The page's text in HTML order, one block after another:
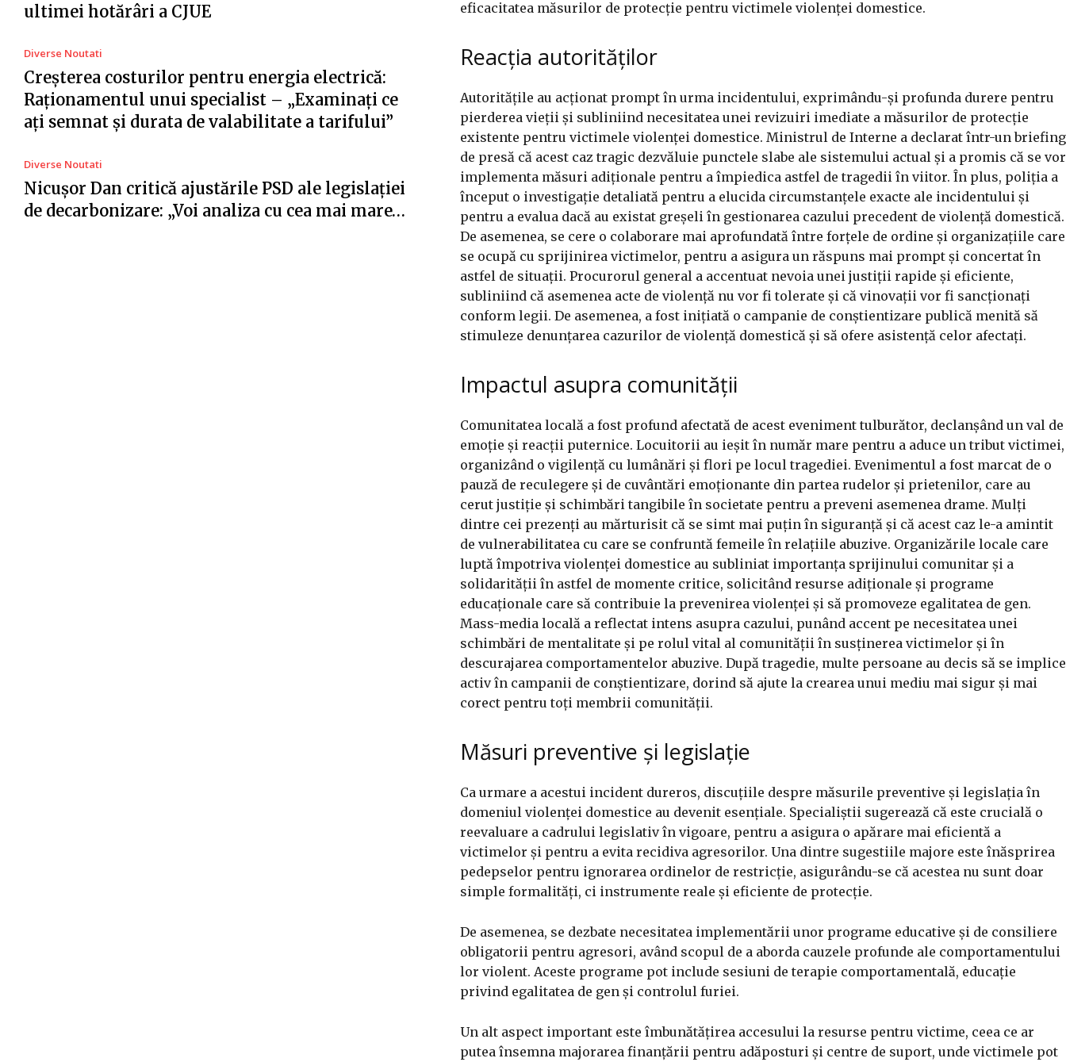
ultimei hotărâri a CJUE
Diverse Noutati
Creșterea costurilor pentru energia electrică:
Raționamentul unui specialist – „Examinați ce
ați semnat și durata de valabilitate a tarifului”
Diverse Noutati
Nicușor Dan critică ajustările PSD ale legislației
de decarbonizare: „Voi analiza cu cea mai mare…
eficacitatea măsurilor de protecție pentru victimele violenței domestice.
Reacția autorităților
Autoritățile au acționat prompt în urma incidentului, exprimându-și profunda durere pentru
pierderea vieții și subliniind necesitatea unei revizuiri imediate a măsurilor de protecție
existente pentru victimele violenței domestice. Ministrul de Interne a declarat într-un briefing
de presă că acest caz tragic dezvăluie punctele slabe ale sistemului actual și a promis că se vor
implementa măsuri adiționale pentru a împiedica astfel de tragedii în viitor. În plus, poliția a
început o investigație detaliată pentru a elucida circumstanțele exacte ale incidentului și
pentru a evalua dacă au existat greșeli în gestionarea cazului precedent de violență domestică.
De asemenea, se cere o colaborare mai aprofundată între forțele de ordine și organizațiile care
se ocupă cu sprijinirea victimelor, pentru a asigura un răspuns mai prompt și concertat în
astfel de situații. Procurorul general a accentuat nevoia unei justiții rapide și eficiente,
subliniind că asemenea acte de violență nu vor fi tolerate și că vinovații vor fi sancționați
conform legii. De asemenea, a fost inițiată o campanie de conștientizare publică menită să
stimuleze denunțarea cazurilor de violență domestică și să ofere asistență celor afectați.
Impactul asupra comunității
Comunitatea locală a fost profund afectată de acest eveniment tulburător, declanșând un val de
emoție și reacții puternice. Locuitorii au ieșit în număr mare pentru a aduce un tribut victimei,
organizând o vigilență cu lumânări și flori pe locul tragediei. Evenimentul a fost marcat de o
pauză de reculegere și de cuvântări emoționante din partea rudelor și prietenilor, care au
cerut justiție și schimbări tangibile în societate pentru a preveni asemenea drame. Mulți
dintre cei prezenți au mărturisit că se simt mai puțin în siguranță și că acest caz le-a amintit
de vulnerabilitatea cu care se confruntă femeile în relațiile abuzive. Organizările locale care
luptă împotriva violenței domestice au subliniat importanța sprijinului comunitar și a
solidarității în astfel de momente critice, solicitând resurse adiționale și programe
educaționale care să contribuie la prevenirea violenței și să promoveze egalitatea de gen.
Mass-media locală a reflectat intens asupra cazului, punând accent pe necesitatea unei
schimbări de mentalitate și pe rolul vital al comunității în susținerea victimelor și în
descurajarea comportamentelor abuzive. După tragedie, multe persoane au decis să se implice
activ în campanii de conștientizare, dorind să ajute la crearea unui mediu mai sigur și mai
corect pentru toți membrii comunității.
Măsuri preventive și legislație
Ca urmare a acestui incident dureros, discuțiile despre măsurile preventive și legislația în
domeniul violenței domestice au devenit esențiale. Specialiștii sugerează că este crucială o
reevaluare a cadrului legislativ în vigoare, pentru a asigura o apărare mai eficientă a
victimelor și pentru a evita recidiva agresorilor. Una dintre sugestiile majore este înăsprirea
pedepselor pentru ignorarea ordinelor de restricție, asigurându-se că acestea nu sunt doar
simple formalități, ci instrumente reale și eficiente de protecție.
De asemenea, se dezbate necesitatea implementării unor programe educative și de consiliere
obligatorii pentru agresori, având scopul de a aborda cauzele profunde ale comportamentului
lor violent. Aceste programe pot include sesiuni de terapie comportamentală, educație
privind egalitatea de gen și controlul furiei.
Un alt aspect important este îmbunătățirea accesului la resurse pentru victime, ceea ce ar
putea însemna majorarea finanțării pentru adăposturi și centre de suport, unde victimele pot